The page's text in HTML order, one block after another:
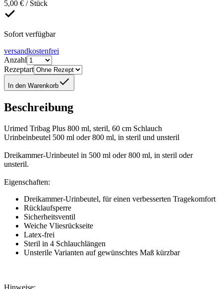
5,00 € / Stück
Sofort verfügbar
versandkostenfrei
Anzahl
Rezeptart
In den Warenkorb
Beschreibung
Urimed Tribag Plus 800 ml, steril, 60 cm Schlauch
Urinbeinbeutel 500 ml oder 800 ml, in steril und unsteril
Dreikammer-Urinbeutel in 500 ml oder 800 ml, in steril oder
unsteril.
Eigenschaften:
Dreikammer-Urinbeutel, für einen verbesserten Tragekomfort
Rücklaufsperre
Sicherheitsventil
Weiche Vliesrückseite
Latex-frei
Steril in 4 Schlauchlängen
Unsterile Varianten auf gewünschtes Maß kürzbar
Hinweise: